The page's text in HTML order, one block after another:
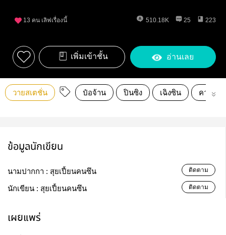
13 คน เลิฟเรื่องนี้ 510.18K 25 223
เพิ่มเข้าชั้น อ่านเลย
วายสเตชั่น ป๋อจ้าน ปินซิง เฉิงซิน ควานเฉิ
ข้อมูลนักเขียน
นามปากกา : สุยเปี้ยนคนซึน ติดตาม
นักเขียน : สุยเปี้ยนคนซึน ติดตาม
เผยแพร่